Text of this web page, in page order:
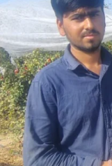
किसानों को
का लाभ
04:36 PM